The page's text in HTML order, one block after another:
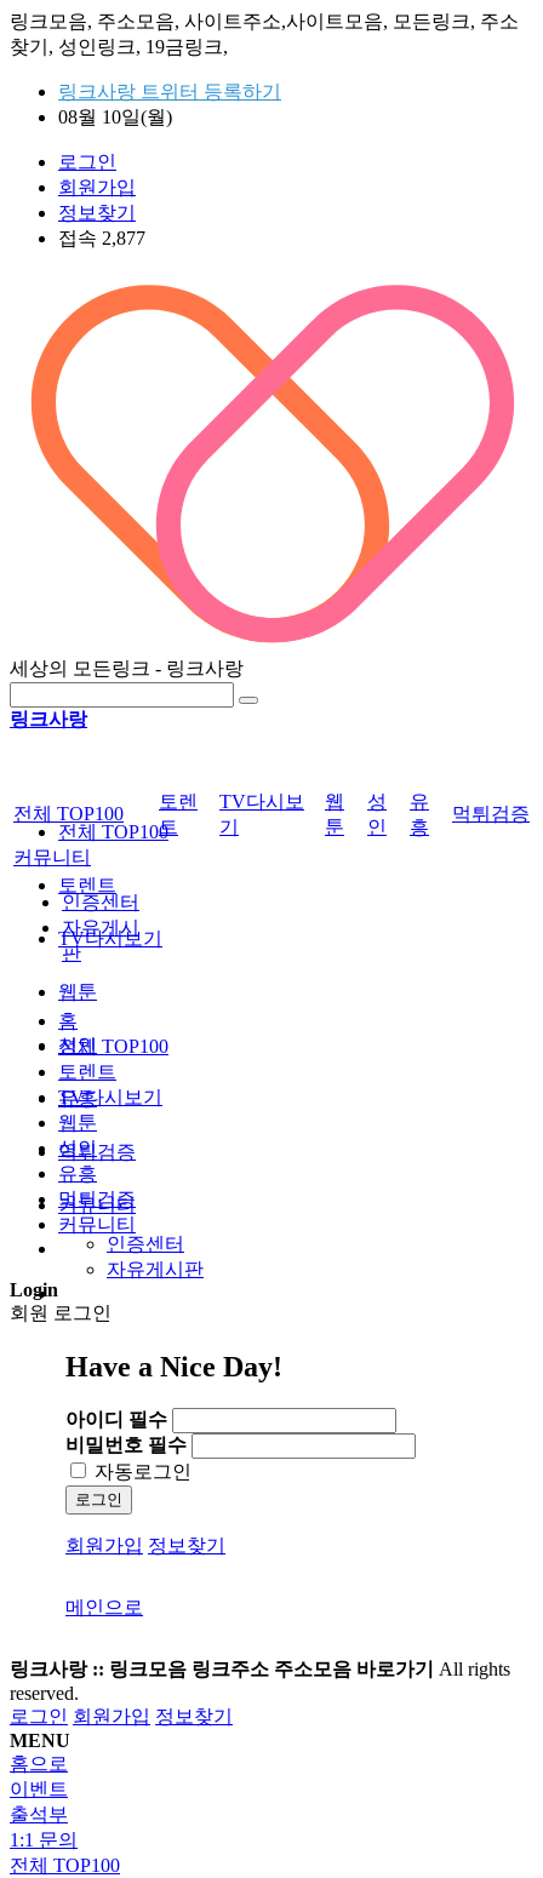
링크모음, 주소모음, 사이트주소,사이트모음, 모든링크, 주소
찾기, 성인링크, 19금링크,
링크사랑 트위터 등록하기
08월 10일(월)
로그인
회원가입
정보찾기
접속 2,877
세상의 모든링크 - 링크사랑
링크사랑
전체 TOP100
토렌트
TV다시보기
웹툰
성인
유흥
먹튀검증
커뮤니티
인증센터
자유게시판
전체 TOP100
토렌
트
TV다시보
기
웹
툰
성
인
유
흥
먹튀검증
커뮤니티
인증센터
자유게시
판
홈
전체 TOP100
토렌트
TV다시보기
웹툰
성인
유흥
먹튀검증
커뮤니티
Login
회원 로그인
Have a Nice Day!
아이디 필수
비밀번호 필수
자동로그인
로그인
회원가입 정보찾기
메인으로
링크사랑 :: 링크모음 링크주소 주소모음 바로가기 All rights
reserved.
로그인 회원가입 정보찾기
MENU
홈으로
이벤트
출석부
1:1 문의
전체 TOP100